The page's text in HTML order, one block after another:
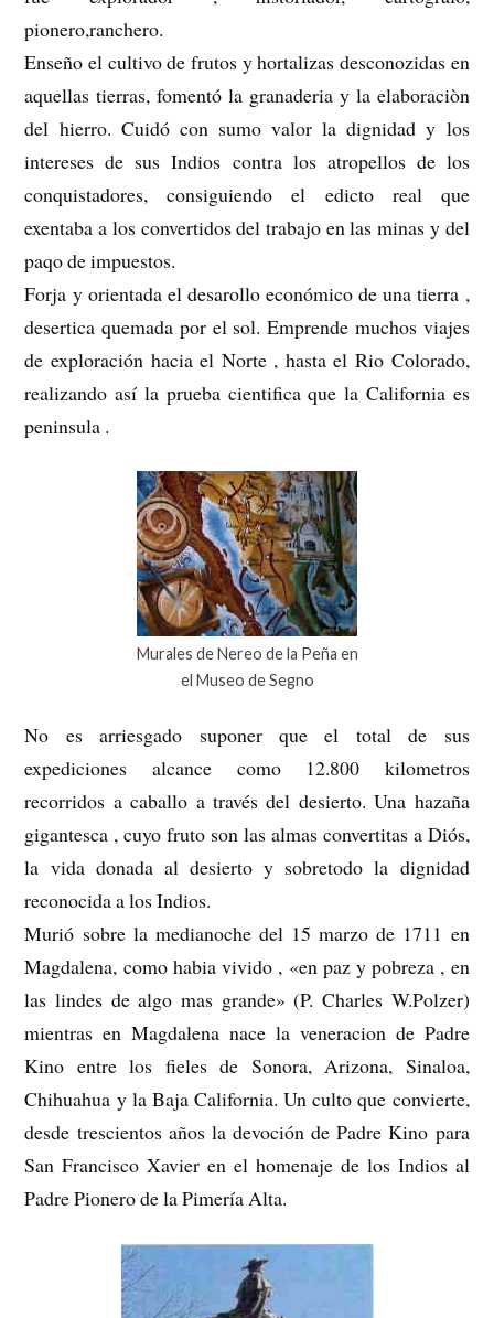
pionero,ranchero.
Enseño el cultivo de frutos y hortalizas desconozidas en
aquellas tierras, fomentó la granaderia y la elaboraciòn
del hierro. Cuidó con sumo valor la dignidad y los
intereses de sus Indios contra los atropellos de los
conquistadores, consiguiendo el edicto real que
exentaba a los convertidos del trabajo en las minas y del
paqo de impuestos.
Forja y orientada el desarollo económico de una tierra ,
desertica quemada por el sol. Emprende muchos viajes
de exploración hacia el Norte , hasta el Rio Colorado,
realizando así la prueba cientifica que la California es
peninsula .
Murales de Nereo de la Peña en
el Museo de Segno
No es arriesgado suponer que el total de sus
expediciones alcance como 12.800 kilometros
recorridos a caballo a través del desierto. Una hazaña
gigantesca , cuyo fruto son las almas convertitas a Diós,
la vida donada al desierto y sobretodo la dignidad
reconocida a los Indios.
Murió sobre la medianoche del 15 marzo de 1711 en
Magdalena, como habia vivido , «en paz y pobreza , en
las lindes de algo mas grande» (P. Charles W.Polzer)
mientras en Magdalena nace la veneracion de Padre
Kino entre los fieles de Sonora, Arizona, Sinaloa,
Chihuahua y la Baja California. Un culto que convierte,
desde trescientos años la devoción de Padre Kino para
San Francisco Xavier en el homenaje de los Indios al
Padre Pionero de la Pimería Alta.